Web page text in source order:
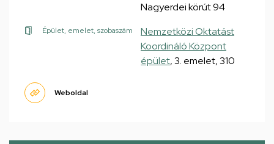
Nagyerdei körút 94
Épület, emelet, szobaszám
Nemzetközi Oktatást
Koordináló Központ
épület, 3. emelet, 310
Weboldal